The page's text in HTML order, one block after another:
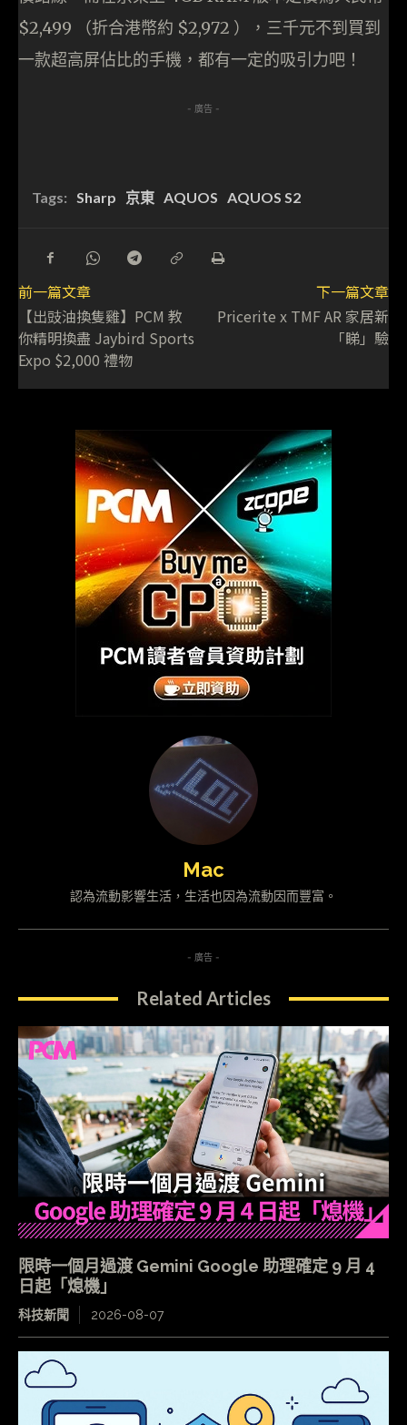
$2,499 （折合港幣約 $2,972 ），三千元不到買到
一款超高屏佔比的手機，都有一定的吸引力吧！
- 廣告 -
Tags: Sharp 京東 AQUOS AQUOS S2
前一篇文章
【出豉油換隻雞】PCM 教
你精明換盡 Jaybird Sports
Expo $2,000 禮物
下一篇文章
Pricerite x TMF AR 家居新
「睇」驗
Mac
認為流動影響生活，生活也因為流動因而豐富。
- 廣告 -
Related Articles
限時一個月過渡 Gemini Google 助理確定 9 月 4
日起「熄機」
科技新聞 2026-08-07